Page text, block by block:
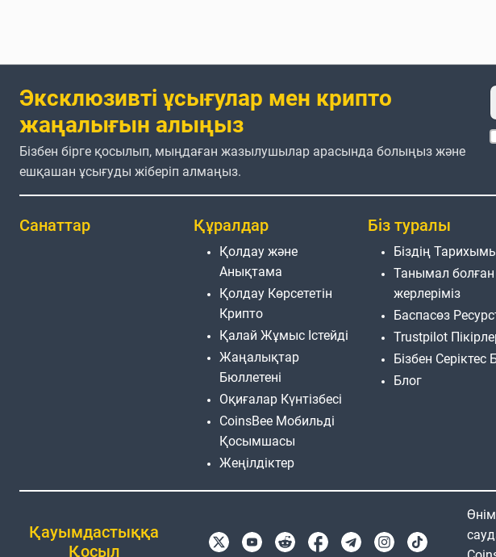
Эксклюзивті ұсығулар мен крипто
жаңалығын алыңыз
Бізбен бірге қосылып, мыңдаған жазылушылар арасында болыңыз және
ешқашан ұсығуды жіберіп алмаңыз.
Санаттар Құралдар
Қолдау және
Анықтама
Қолдау Көрсететін
Крипто
Қалай Жұмыс Істейді
Жаңалықтар
Бюллетені
Оқиғалар Күнтізбесі
CoinsBee Мобильді
Қосымшасы
Жеңілдіктер
Біз туралы
Біздің
Танымал болған
жерлеріміз
Баспасөз
Trustpilot
Бізбен Серіктес
Блог
Қауымдастыққа
Қосыл